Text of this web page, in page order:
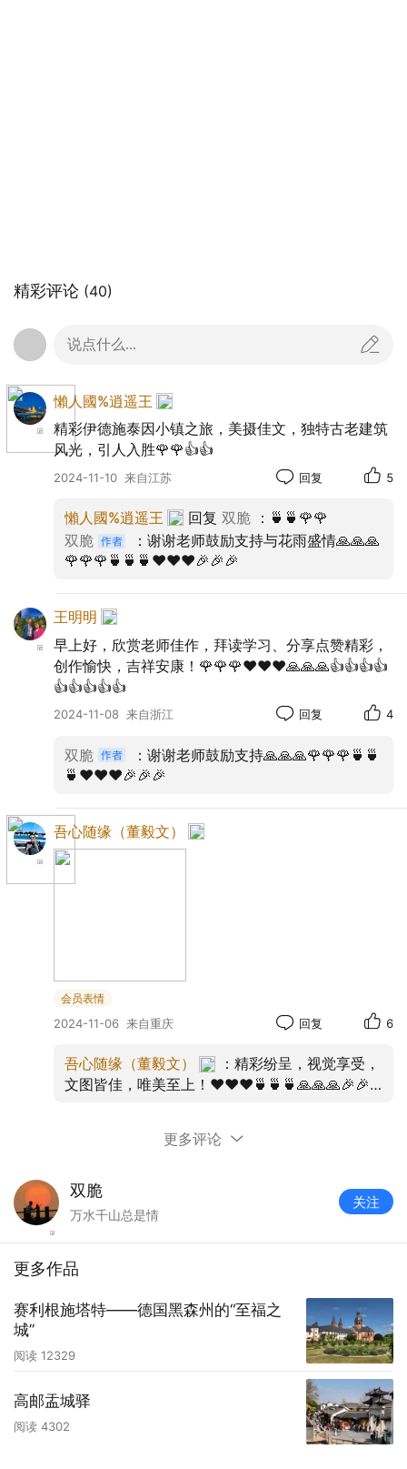
精彩评论 (40)
说点什么...
懶人國%逍遥王
精彩伊德施泰因小镇之旅，美摄佳文，独特古老建筑
风光，引人入胜🌹🌹👍👍
2024-11-10 来自江苏 回复 5
懶人國%逍遥王 回复 双脆 ：🍵🍵🌹🌹
双脆
：谢谢老师鼓励支持与花雨盛情🙏🙏🙏
🌹🌹🌹🍵🍵🍵❤️❤️❤️🎉🎉🎉
王明明
早上好，欣赏老师佳作，拜读学习、分享点赞精彩，
创作愉快，吉祥安康！🌹🌹🌹❤️❤️❤️🙏🙏🙏👍👍👍👍
👍👍👍👍👍
2024-11-08 来自浙江 回复 4
双脆
：谢谢老师鼓励支持🙏🙏🙏🌹🌹🌹🍵🍵
🍵❤️❤️❤️🎉🎉🎉
吾心随缘（董毅文）
会员表情
2024-11-06 来自重庆 回复 6
吾心随缘（董毅文）
：精彩纷呈，视觉享受，
文图皆佳，唯美至上！❤️❤️❤️🍵🍵🍵🙏🙏🙏🎉🎉
👌👌👌👌😊😊😊🎉🎉🎉🌹🌹🌹👍👍👍🙏🙏🙏❤️❤️
更多评论
双脆
万水千山总是情
关注
更多作品
赛利根施塔特——德国黑森州的“至福之
城”
阅读 12329
高邮盂城驿
阅读 4302